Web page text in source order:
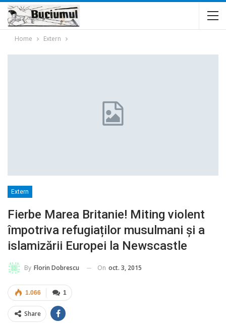
Home Extern
Extern
Fierbe Marea Britanie! Miting violent
împotriva refugiaților musulmani și a
islamizării Europei la Newscastle
By Florin Dobrescu On oct. 3, 2015
1
1.066
Share